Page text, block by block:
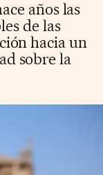
años las
de las
hacia un
sobre la